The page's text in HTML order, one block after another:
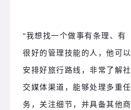
“我想找一个做事有条理、有
很好的管理技能的人，他可以
安排好旅行路线，非常了解社
交媒体渠道，能够处理多重任
务，关注细节，并具备其他商